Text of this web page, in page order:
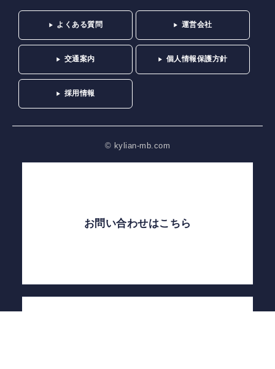
よくある質問 運営会社
交通案内 個人情報保護方針
採用情報
© kylian-mb.com
お問い合わせはこちら